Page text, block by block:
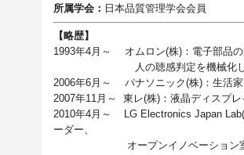
所属学会： 日本品質管理学会会員
【略歴】
1993年4月～ オムロン(株)：電子部品の
人の聴感判定を機械化した検
2006年6月～ パナソニック(株)：生活家
2007年11月～ 東レ(株)：液晶ディスプ
2010年4月～ LG Electronics Japan
ーダー、
オープンイノベーション室